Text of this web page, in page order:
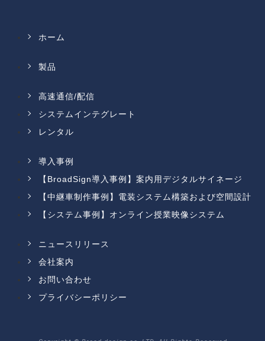
ホーム
製品
高速通信/配信
システムインテグレート
レンタル
導入事例
【BroadSign導入事例】案内用デジタルサイネージ
【中継車制作事例】電装システム構築および空間設計
【システム事例】オンライン授業映像システム
ニュースリリース
会社案内
お問い合わせ
プライバシーポリシー